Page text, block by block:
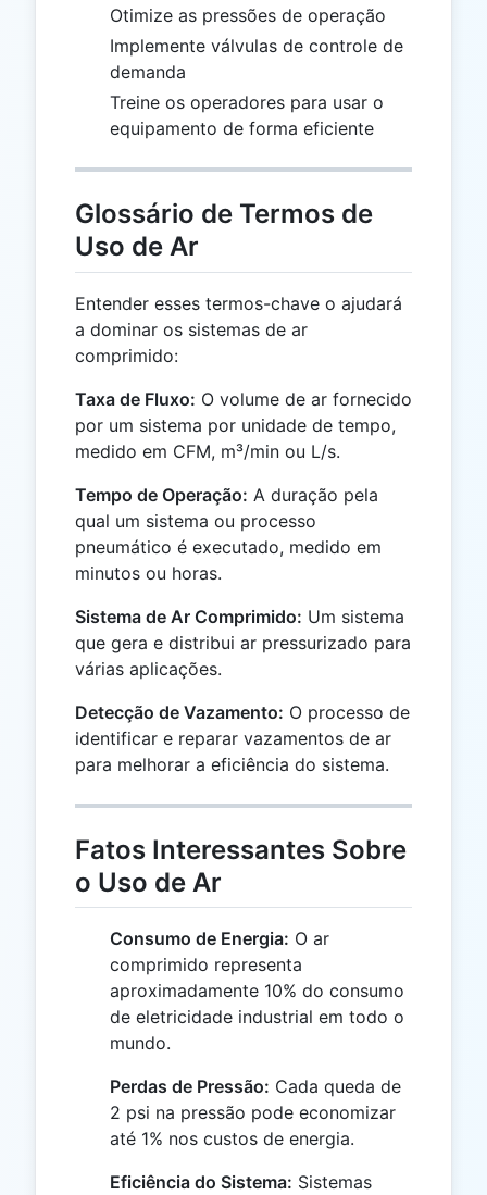
Otimize as pressões de operação
Implemente válvulas de controle de
demanda
Treine os operadores para usar o
equipamento de forma eficiente
Glossário de Termos de
Uso de Ar
Entender esses termos-chave o ajudará
a dominar os sistemas de ar
comprimido:
Taxa de Fluxo: O volume de ar fornecido
por um sistema por unidade de tempo,
medido em CFM, m³/min ou L/s.
Tempo de Operação: A duração pela
qual um sistema ou processo
pneumático é executado, medido em
minutos ou horas.
Sistema de Ar Comprimido: Um sistema
que gera e distribui ar pressurizado para
várias aplicações.
Detecção de Vazamento: O processo de
identificar e reparar vazamentos de ar
para melhorar a eficiência do sistema.
Fatos Interessantes Sobre
o Uso de Ar
Consumo de Energia: O ar
comprimido representa
aproximadamente 10% do consumo
de eletricidade industrial em todo o
mundo.
Perdas de Pressão: Cada queda de
2 psi na pressão pode economizar
até 1% nos custos de energia.
Eficiência do Sistema: Sistemas